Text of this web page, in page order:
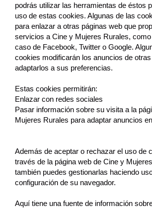
podrás utilizar las herramientas de éstos
uso de estas cookies. Algunas de las
para enlazar a otras páginas web que
servicios a Cine y Mujeres Rurales,
caso de Facebook, Twitter o Google.
cookies modificarán los anuncios de
adaptarlos a sus preferencias.
Estas cookies permitirán:
Enlazar con redes sociales
Pasar información sobre su visita a la
Mujeres Rurales para adaptar anuncios
Además de aceptar o rechazar el uso de
través de la página web de Cine y
también puedes gestionarlas haciendo
configuración de su navegador.
Aquí tiene una fuente de información